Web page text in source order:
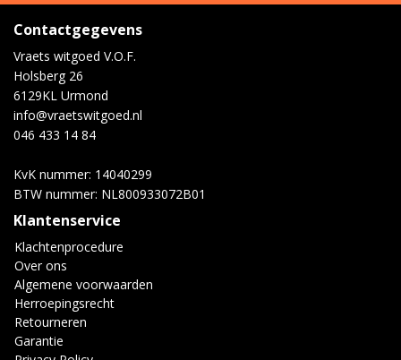
Contactgegevens
Vraets witgoed V.O.F.
Holsberg 26
6129KL Urmond
info@vraetswitgoed.nl
046 433 14 84
KvK nummer: 14040299
BTW nummer: NL800933072B01
Klantenservice
Klachtenprocedure
Over ons
Algemene voorwaarden
Herroepingsrecht
Retourneren
Garantie